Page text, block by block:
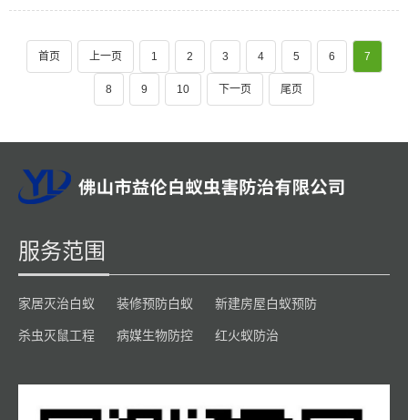
首页 上一页 1 2 3 4 5 6 7
8 9 10 下一页 尾页
服务范围
家居灭治白蚁 装修预防白蚁 新建房屋白蚁预防
杀虫灭鼠工程 病媒生物防控 红火蚁防治